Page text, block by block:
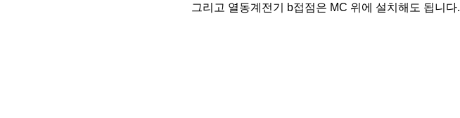
그리고 열동계전기 b접점은 MC 위에 설치해도 됩니다.